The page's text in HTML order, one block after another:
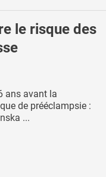
le risque des
ans avant la
de prééclampsie :
...